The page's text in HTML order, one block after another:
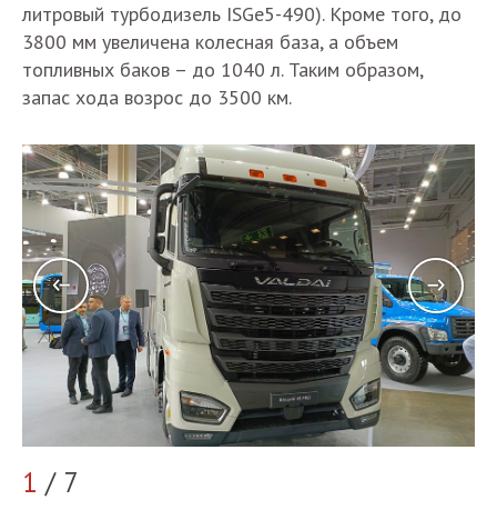
литровый турбодизель ISGe5-490). Кроме того, до
3800 мм увеличена колесная база, а объем
топливных баков – до 1040 л. Таким образом,
запас хода возрос до 3500 км.
1 / 7